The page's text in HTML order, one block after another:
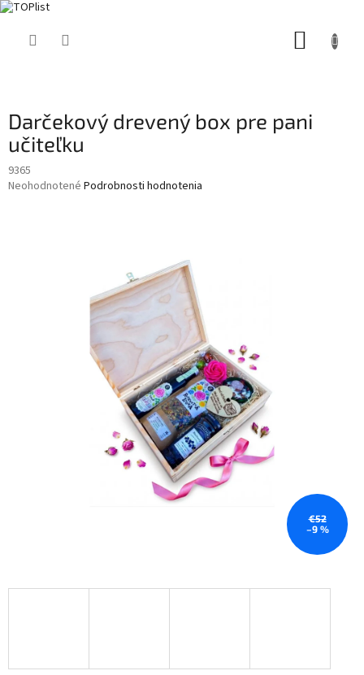
Darčekový drevený box pre pani
učiteľku
9365
Priemerné
Neohodnotené Podrobnosti hodnotenia
€52
–9 %